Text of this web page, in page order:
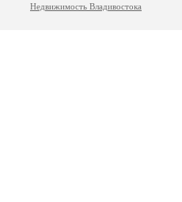
Недвижимость Владивостока